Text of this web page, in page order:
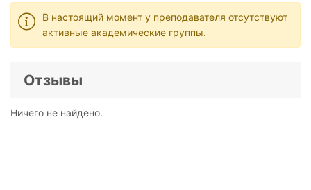
В настоящий момент у преподавателя отсутствуют
активные академические группы.
Отзывы
Ничего не найдено.